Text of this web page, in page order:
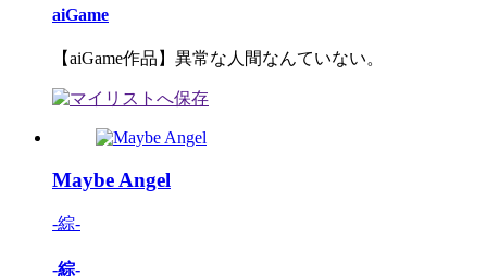
aiGame
【aiGame作品】異常な人間なんていない。
Maybe Angel
-綜-
-綜-